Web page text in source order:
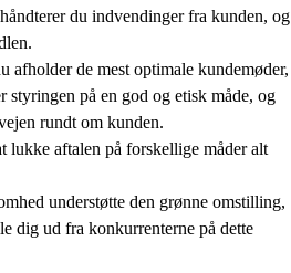
du indvendinger fra kunden, og
afholder de mest optimale kundemøder,
styringen på en god og etisk måde, og
rundt om kunden.
aftalen på forskellige måder alt
understøtte den grønne omstilling,
dig ud fra konkurrenterne på dette